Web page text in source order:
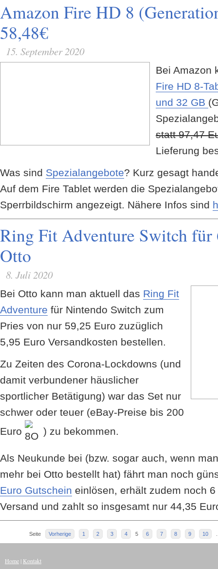
Amazon Fire HD 8
58,48€
15. September 2020
Bei Amazon
Fire HD 8-
und 32 GB
statt 97,47
Lieferung
Was sind Spezialangebote? Kurz gesagt
Auf dem Fire Tablet werden die
Sperrbildschirm angezeigt. Nähere Infos sind
Ring Fit Adventure Switch für
Otto
8. Juli 2020
Bei Otto kann man aktuell das Ring Fit
Adventure für Nintendo Switch zum
Pries von nur 59,25 Euro zuzüglich
5,95 Euro Versandkosten bestellen.
Zu Zeiten des Corona-Lockdowns (und
damit verbundener häuslicher
sportlicher Betätigung) war das Set nur
schwer oder teuer (eBay-Preise bis 200
Euro
) zu bekommen.
Als Neukunde bei (bzw. sogar auch, wenn
mehr bei Otto bestellt hat) fährt man noch
Euro Gutschein einlösen, erhält zudem noch
Versand und zahlt so insgesamt nur 44,35
Seite Vorherige 1 2 3 4 5 6 7 8 9 10
Home | Kontakt